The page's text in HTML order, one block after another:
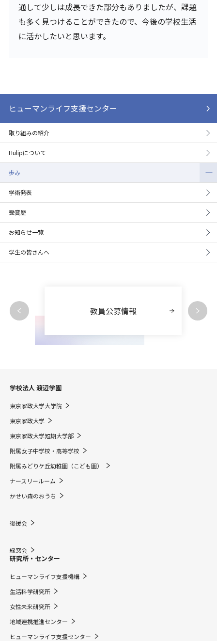
通して少しは成長できた部分もありましたが、課題
も多く見つけることができたので、今後の学校生活
に活かしたいと思います。
ヒューマンライフ支援センター
取り組みの紹介
Hulipについて
歩み
学術発表
受賞歴
お知らせ一覧
学生の皆さんへ
教員公募情報
学校法人 渡辺学園
東京家政大学大学院
東京家政大学
東京家政大学短期大学部
附属女子中学校・高等学校
附属みどりケ丘幼稚園（こども園）
ナースリールーム
かせい森のおうち
後援会
緑窓会
研究所・センター
ヒューマンライフ支援機構
生活科学研究所
女性未来研究所
地域連携推進センター
ヒューマンライフ支援センター